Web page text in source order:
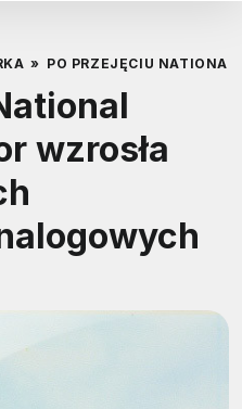
» PO PRZEJĘCIU NATIONAL
wzrosła